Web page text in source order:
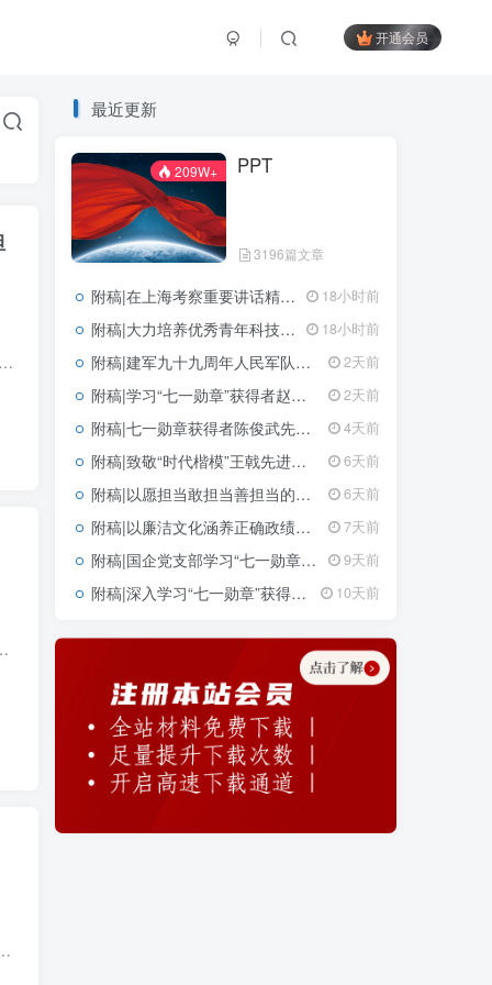
开通会员
本页面提供党章专题党课PPT2026年下半年以党章为镜筑牢信仰之基践行使命担当相关内容，适用于党政机关、企事业单位党支部下半年党课学习与培训。PPT内容围绕党章核心要义展开，涵盖党性修养、信...
排，适合基层党支部开展专题党课学习使用。图文可编辑修改，结...
包含全文逐条解读、新旧条文对比及修订背景分析。课件页数完整，风格庄重，适用于机关、企事...
最近更新
209W+ PPT
3196篇文章
附稿|在上海考察重要讲话精神主题党课ppt课件 18小时前
附稿|大力培养优秀青年科技人才支撑科技强国建设PPT课件2026科技三会精神学习素材 18小时前
附稿|建军九十九周年人民军队勇担时代使命党课ppt模板 2天前
附稿|学习“七一勋章”获得者赵亚夫同志先进事迹主题党课课件PPT模板 2天前
附稿|七一勋章获得者陈俊武先进事迹学习党课PPT课件建党105周年专题党员教育 4天前
附稿|致敬“时代楷模”王戟先进事迹介绍思政课党课ppt模板 6天前
附稿|以愿担当敢担当善担当的奋斗姿态创造政绩2026年学习教育专题党课ppt课件 6天前
附稿|以廉洁文化涵养正确政绩观党课学习教育PPT模板可编辑下载 7天前
附稿|国企党支部学习“七一勋章”获得者钟掘先进事迹党课PPT课件下载 9天前
附稿|深入学习“七一勋章”获得者吴亚琴同志先进事迹新版党课专题PPT完整版下载 10天前